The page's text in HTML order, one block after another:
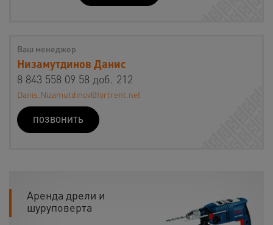
Ваш менеджер
Низамутдинов Данис
8 843 558 09 58 доб. 212
Danis.Nizamutdinov@fortrent.net
ПОЗВОНИТЬ
Аренда дрели и
шуруповерта